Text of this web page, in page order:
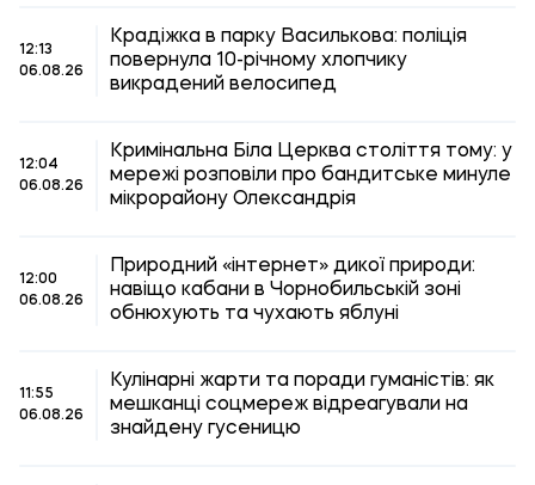
12:13
06.08.26
Крадіжка в парку Василькова: поліція
повернула 10-річному хлопчику
викрадений велосипед
12:04
06.08.26
Кримінальна Біла Церква століття тому: у
мережі розповіли про бандитське минуле
мікрорайону Олександрія
12:00
06.08.26
Природний «інтернет» дикої природи:
навіщо кабани в Чорнобильській зоні
обнюхують та чухають яблуні
11:55
06.08.26
Кулінарні жарти та поради гуманістів: як
мешканці соцмереж відреагували на
знайдену гусеницю